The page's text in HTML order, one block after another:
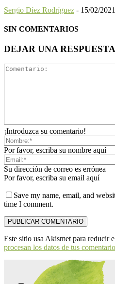
Sergio Díez Rodríguez - 15/02/2021
SIN COMENTARIOS
DEJAR UNA RESPUESTA
¡Introduzca su comentario!
Por favor, escriba su nombre aquí
Su dirección de correo es errónea
Por favor, escriba su email aquí
Save my name, email, and
time I comment.
Este sitio usa Akismet para reducir
procesan los datos de tus